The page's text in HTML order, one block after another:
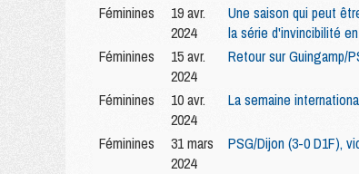
Féminines
19 avr.
2024
Une saison qui peut
la série d'invincibilité
Féminines
15 avr.
2024
Retour sur Guingamp/
Féminines
10 avr.
2024
La semaine
Féminines
31 mars
2024
PSG/Dijon (3-0 D1F),